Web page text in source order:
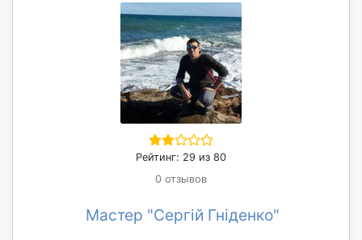
Рейтинг: 29 из 80
0 отзывов
Мастер "Сергій Гніденко"